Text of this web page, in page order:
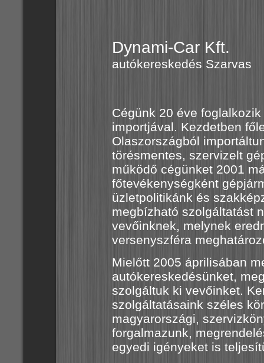
Dynami-Car Kft.
autókereskedés Szarvas
Cégünk 20 éve
importjával. Kezdetben
Olaszországból
törésmentes, szervizelt
működő cégünket 2001
főtevékenységként
üzletpolitikánk és
megbízható szolgáltatást
vevőinknek, melynek
versenyszféra
Mielőtt 2005 áprilisában
autókereskedésünket,
szolgáltuk ki vevőinket.
szolgáltatásaink széles
magyarországi,
forgalmazunk,
egyedi igényeket is